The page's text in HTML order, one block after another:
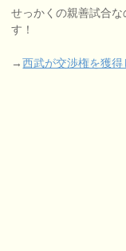
せっかくの親善試合
す！
→西武が交渉権を獲得